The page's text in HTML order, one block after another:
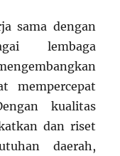
sama dengan
lembaga
mempercepat
kualitas
dan riset
daerah,